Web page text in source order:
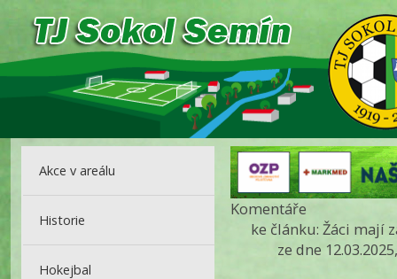
Akce v areálu
Historie
Hokejbal
Komentáře
ke článku: Žáci mají
ze dne